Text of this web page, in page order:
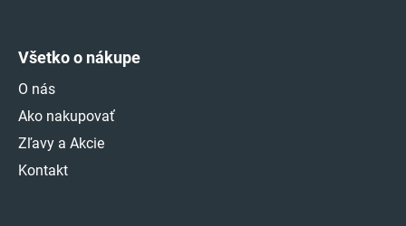
Všetko o nákupe
O nás
Ako nakupovať
Zľavy a Akcie
Kontakt